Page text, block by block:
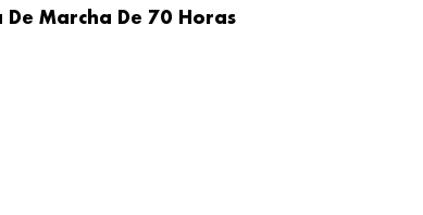
Marcha De 70 Horas